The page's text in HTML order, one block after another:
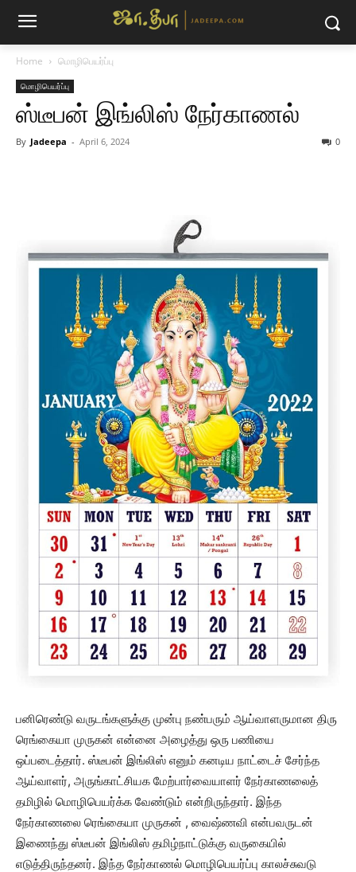
Home மொழிபெயர்ப்பு
மொழிபெயர்ப்பு
ஸ்டீபன் இங்லிஸ் நேர்காணல்
By Jadeepa - April 6, 2024 0
பனிரெண்டு வருடங்களுக்கு முன்பு நண்பரும் ஆய்வாளருமான திரு
ரெங்கையா முருகன் என்னை அழைத்து ஒரு பணியை
ஒப்படைத்தார். ஸ்டீபன் இங்லிஸ் எனும் கனடிய நாட்டைச் சேர்ந்த
ஆய்வாளர், அருங்காட்சியக மேற்பார்வையாளர் நேர்காணலைத்
தமிழில் மொழிபெயர்க்க வேண்டும் என்றிருந்தார். இந்த
நேர்காணலை ரெங்கையா முருகன் , வைஷ்ணவி என்பவருடன்
இணைந்து ஸ்டீபன் இங்லிஸ் தமிழ்நாட்டுக்கு வருகையில்
எடுத்திருந்தனர். இந்த நேர்காணல் மொழிபெயர்ப்பு காலச்சுவடு